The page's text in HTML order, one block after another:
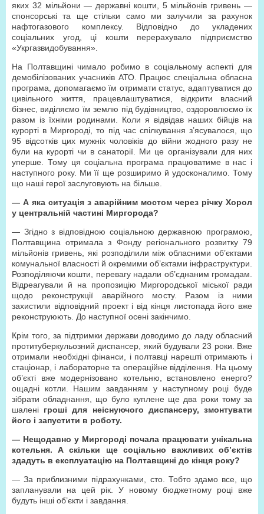
яких 32 мільйони — державні кошти, 5 мільйонів гривень —
спонсорські та ще стільки само ми залучили за рахунок
нафтогазового комплексу. Відповідно до укладених
соціальних угод, ці кошти перерахувало підприємство
«Укргазвидобування».
На Полтавщині чимало робимо в соціальному аспекті для
демобілізованих учасників АТО. Працює спеціальна обласна
програма, допомагаємо їм отримати статус, адаптуватися до
цивільного життя, працевлаштуватися, відкрити власний
бізнес, виділяємо їм землю під будівництво, оздоровлюємо їх
разом із їхніми родинами. Коли я відвідав наших бійців на
курорті в Миргороді, то під час спілкування з’ясувалося, що
95 відсотків цих мужніх чоловіків до війни жодного разу не
були на курорті чи в санаторії. Ми це організували для них
уперше. Тому ця соціальна програма працюватиме в нас і
наступного року. Ми її ще розширимо й удосконалимо. Тому
що наші герої заслуговують на більше.
— А яка ситуація з аварійним мостом через річку Хорол
у центральній частині Миргорода?
— Згідно з відповідною соціальною державною програмою,
Полтавщина отримала з Фонду регіонального розвитку 79
мільйонів гривень, які розподілили між обласними об’єктами
комунальної власності й окремими об’єктами інфраструктури.
Розподіляючи кошти, перевагу надали об’єднаним громадам.
Відреагували й на пропозицію Миргородської міської ради
щодо реконструкції аварійного мосту. Разом із ними
захистили відповідний проект і від кінця листопада його вже
реконструюють. До наступної осені закінчимо.
Крім того, за підтримки держави доводимо до ладу обласний
протитуберкульозний диспансер, який будували 23 роки. Вже
отримали необхідні фінанси, і полтавці нарешті отримають і
стаціонар, і лабораторне та операційне відділення. На цьому
об’єкті вже модернізовано котельню, встановлено енерго?
ощадні котли. Нашим завданням у наступному році буде
зібрати обладнання, що було куплене ще два роки тому за
шалені гроші для неіснуючого диспансеру, змонтувати
його і запустити в роботу.
— Нещодавно у Миргороді почала працювати унікальна
котельня. А скільки ще соціально важливих об’єктів
здадуть в експлуатацію на Полтавщині до кінця року?
— За приблизними підрахунками, сто. Тобто здамо все, що
запланували на цей рік. У новому бюджетному році вже
будуть інші об’єкти і завдання.